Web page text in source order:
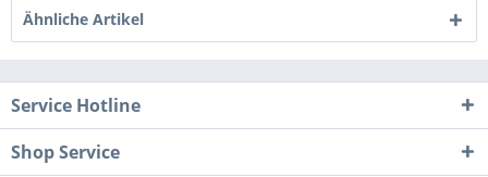
Ähnliche Artikel
Service Hotline
Shop Service